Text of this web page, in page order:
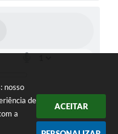
nosso
de
a
ACEITAR